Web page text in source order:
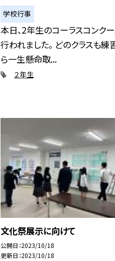
学校行事
本日、2年生のコーラスコンク
行われました。 どのクラスも練
ら一生懸命取...
２年生
文化祭展示に向けて
公開日 2023/10/18
更新日 2023/10/18